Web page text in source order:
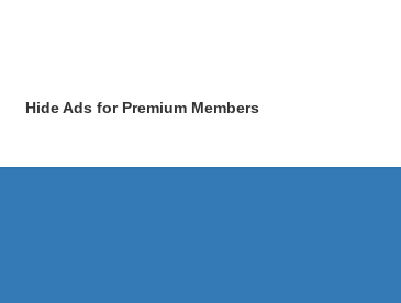
Hide Ads for Premium Members